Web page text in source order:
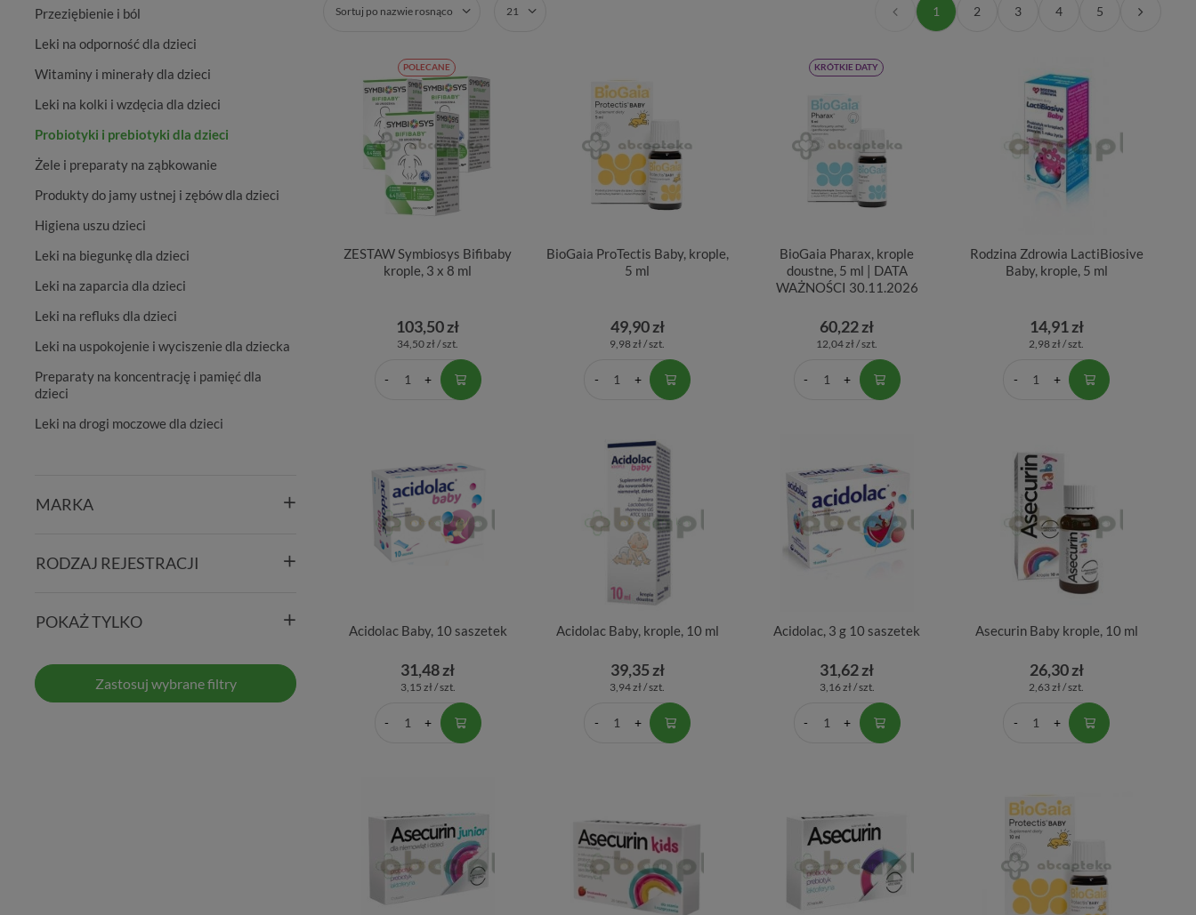
Przeziębienie i ból
Leki na odporność dla dzieci
Witaminy i minerały dla dzieci
Leki na kolki i wzdęcia dla dzieci
Probiotyki i prebiotyki dla dzieci
Żele i preparaty na ząbkowanie
Produkty do jamy ustnej i zębów dla dzieci
Higiena uszu dzieci
Leki na biegunkę dla dzieci
Leki na zaparcia dla dzieci
Leki na refluks dla dzieci
Leki na uspokojenie i wyciszenie dla dziecka
Preparaty na koncentrację i pamięć dla
dzieci
Leki na drogi moczowe dla dzieci
MARKA
RODZAJ REJESTRACJI
POKAŻ TYLKO
Zastosuj wybrane filtry
Sortuj po nazwie rosnąco 21 1 2 3 4 5
POLECANE
ZESTAW Symbiosys Bifibaby
krople, 3 x 8 ml
103,50 zł
34,50 zł / szt.
BioGaia ProTectis Baby, krople,
5 ml
49,90 zł
9,98 zł / szt.
KRÓTKIE DATY
BioGaia Pharax, krople
doustne, 5 ml | DATA
WAŻNOŚCI 30.11.2026
60,22 zł
12,04 zł / szt.
Rodzina Zdrowia LactiBiosive
Baby, krople, 5 ml
14,91 zł
2,98 zł / szt.
Acidolac Baby, 10 saszetek
31,48 zł
3,15 zł / szt.
Acidolac Baby, krople, 10 ml
39,35 zł
3,94 zł / szt.
Acidolac, 3 g 10 saszetek
31,62 zł
3,16 zł / szt.
Asecurin Baby krople, 10 ml
26,30 zł
2,63 zł / szt.